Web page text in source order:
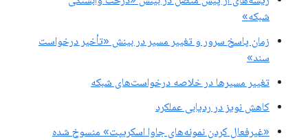
شبکه»
زمان پاسخ سرور و تغییر مسیر در بینش «تأخیر درخواست
سند»
تغییر مسیرها در خلاصه درخواست‌های شبکه
کاهش نویز در ردیابی عملکرد
«غیرفعال کردن نمونه‌های جاوا اسکریپت» منسوخ شده